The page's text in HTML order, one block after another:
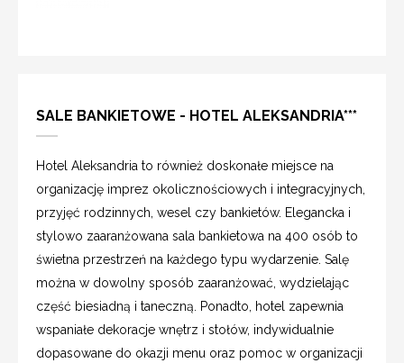
SALE BANKIETOWE - HOTEL ALEKSANDRIA***
Hotel Aleksandria to również doskonałe miejsce na
organizację imprez okolicznościowych i integracyjnych,
przyjęć rodzinnych, wesel czy bankietów. Elegancka i
stylowo zaaranżowana sala bankietowa na 400 osób to
świetna przestrzeń na każdego typu wydarzenie. Salę
można w dowolny sposób zaaranżować, wydzielając
część biesiadną i taneczną. Ponadto, hotel zapewnia
wspaniałe dekoracje wnętrz i stołów, indywidualnie
dopasowane do okazji menu oraz pomoc w organizacji